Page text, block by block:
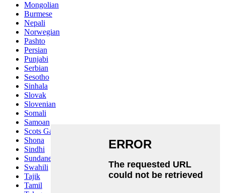
Mongolian
Burmese
Nepali
Norwegian
Pashto
Persian
Punjabi
Serbian
Sesotho
Sinhala
Slovak
Slovenian
Somali
Samoan
Scots Gaelic
Shona
Sindhi
Sundanese
Swahili
Tajik
Tamil